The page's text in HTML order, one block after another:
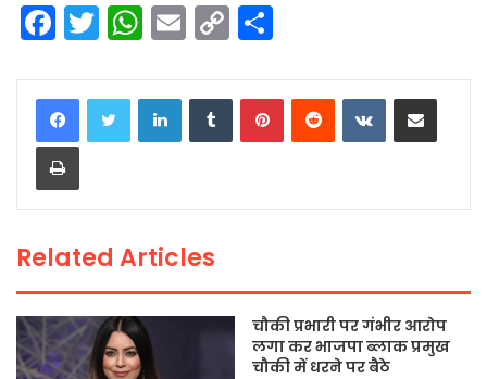
F
a
c
e
b
o
k
T
w
itt
er
W
h
a
ts
p
E
m
ai
C
o
p
n
ar
LinkedInTumblrPinterestReddit VKontakteShare via Email
Print
Related Articles
चौकी प्रभारी पर गंभीर आरोप
लगा कर भाजपा ब्लाक प्रमुख
चौकी में धरने पर बैठे